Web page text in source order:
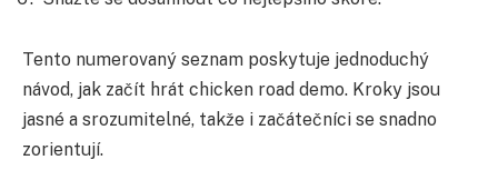
Tento numerovaný seznam poskytuje jednoduchý
návod, jak začít hrát chicken road demo. Kroky jsou
jasné a srozumitelné, takže i začátečníci se snadno
zorientují.